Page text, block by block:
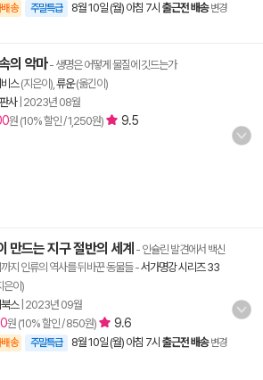
송 주말특급 8월 10일 (월) 아침 7시 출근전 배송 변경
의 악마- 생명은 어떻게 물질에 깃드는가
스(지은이), 류운(옮긴이)
사| 2023년 08월
원 (10% 할인 / 1,250원)
9.5
만드는 지구 절반의 세계 - 인슐린 발견에서 백신
지 인류의 역사를 뒤바꾼 동물들-서가명강 시리즈 33
은이)
스| 2023년 09월
원 (10% 할인 / 850원) 9.6
송 주말특급 8월 10일 (월) 아침 7시 출근전 배송 변경